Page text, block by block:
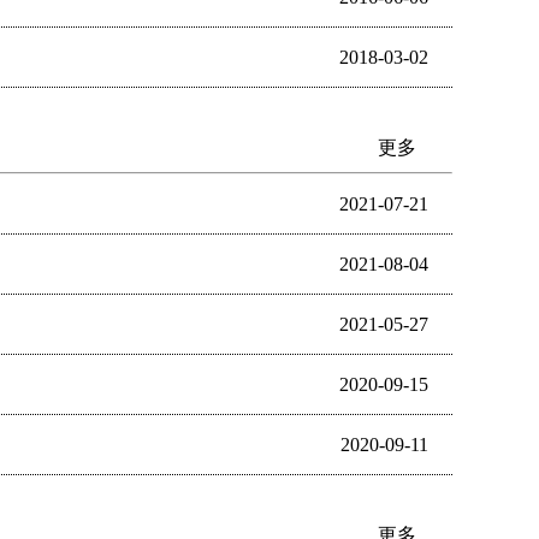
2018-03-02
更多
2021-07-21
2021-08-04
2021-05-27
2020-09-15
2020-09-11